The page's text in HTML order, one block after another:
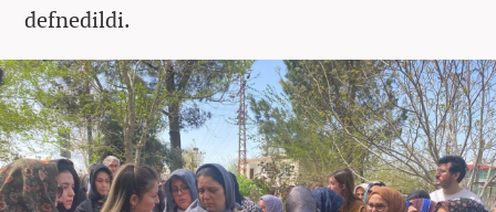
defnedildi.